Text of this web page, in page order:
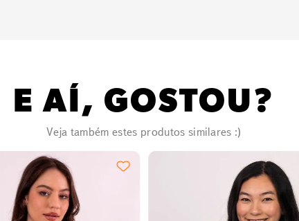
E AÍ, GOSTOU?
Veja também estes produtos similares :)